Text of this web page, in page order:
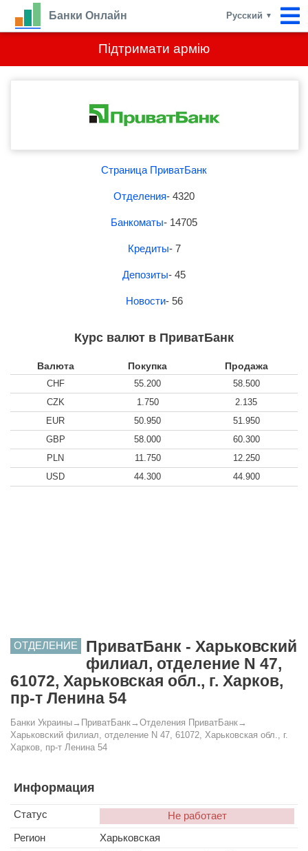
Підтримати армію
Банки Онлайн Русский ▼
Страница ПриватБанк
Отделения- 4320
Банкоматы- 14705
Кредиты- 7
Депозиты- 45
Новости- 56
Курс валют в ПриватБанк
Валюта Покупка Продажа
CHF 55.200
58.500
CZK
1.750
2.135
EUR
50.950
51.950
GBP
58.000
60.300
PLN
11.750
12.250
USD
44.300 44.900
ОТДЕЛЕНИЕ
ПриватБанк - Харьковский
филиал, отделение N 47,
61072, Харьковская обл., г. Харков,
пр-т Ленина 54
Банки Украины→ ПриватБанк→ Отделения ПриватБанк→
Харьковский филиал, отделение N 47, 61072, Харьковская обл., г.
Харков, пр-т Ленина 54
Информация
Статус
Не работает
Регион
Харьковская